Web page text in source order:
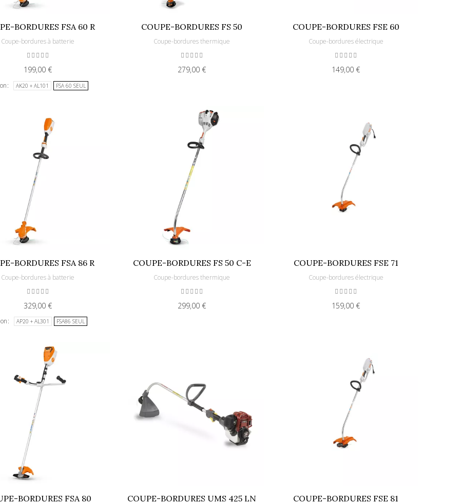
BORDURES FSA 60 R
Coupe-bordures à batterie
199,00 €
AK20 + AL101 FSA 60 SEUL
COUPE-BORDURES FS 50
Coupe-bordures thermique
279,00 €
COUPE-BORDURES FSE 60
Coupe-bordures électrique
149,00 €
BORDURES FSA 86 R
Coupe-bordures à batterie
329,00 €
AP20 + AL301 FSA86 SEUL
COUPE-BORDURES FS 50 C-E
Coupe-bordures thermique
299,00 €
COUPE-BORDURES FSE 71
Coupe-bordures électrique
159,00 €
BORDURES FSA 80 COUPE-BORDURES UMS 425 LN COUPE-BORDURES FSE 81